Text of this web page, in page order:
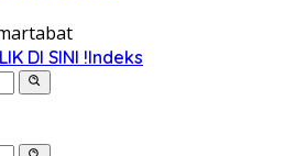
DI SINI !Indeks